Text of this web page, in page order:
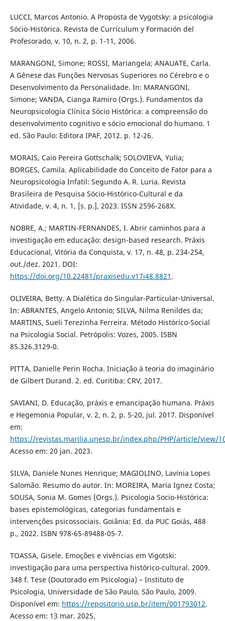
LUCCI, Marcos Antonio. A Proposta de Vygotsky: a psicologia
Sócio-Histórica. Revista de Currículum y Formación del
Profesorado, v. 10, n. 2, p. 1-11, 2006.
MARANGONI, Simone; ROSSI, Mariangela; ANAUATE, Carla.
A Gênese das Funções Nervosas Superiores no Cérebro e o
Desenvolvimento da Personalidade. In: MARANGONI,
Simone; VANDA, Cianga Ramiro (Orgs.). Fundamentos da
Neuropsicologia Clínica Sócio Histórica: a compreensão do
desenvolvimento cognitivo e sócio emocional do humano. 1
ed. São Paulo: Editora IPAF, 2012. p. 12-26.
MORAIS, Caio Pereira Gottschalk; SOLOVIEVA, Yulia;
BORGES, Camila. Aplicabilidade do Conceito de Fator para a
Neuropsicologia Infatil: Segundo A. R. Luria. Revista
Brasileira de Pesquisa Sócio-Histórico-Cultural e da
Atividade, v. 4, n. 1, [s. p.], 2023. ISSN 2596-268X.
NOBRE, A.; MARTIN-FERNANDES, I. Abrir caminhos para a
investigação em educação: design-based research. Práxis
Educacional, Vitória da Conquista, v. 17, n. 48, p. 234-254,
out./dez. 2021. DOI:
https://doi.org/10.22481/praxisedu.v17i48.8821 .
OLIVEIRA, Betty. A Dialética do Singular-Particular-Universal.
In: ABRANTES, Angelo Antonio; SILVA, Nilma Renildes da;
MARTINS, Sueli Terezinha Ferreira. Método Histórico-Social
na Psicologia Social. Petrópolis: Vozes, 2005. ISBN
85.326.3129-0.
PITTA, Danielle Perin Rocha. Iniciação à teoria do imaginário
de Gilbert Durand. 2. ed. Curitiba: CRV, 2017.
SAVIANI, D. Educação, práxis e emancipação humana. Práxis
e Hegemonia Popular, v. 2, n. 2, p. 5-20, jul. 2017. Disponível
em:
https://revistas.marilia.unesp.br/index.php/PHP/article/view/
Acesso em: 20 jan. 2023.
SILVA, Daniele Nunes Henrique; MAGIOLINO, Lavínia Lopes
Salomão. Resumo do autor. In: MOREIRA, Maria Ignez Costa;
SOUSA, Sonia M. Gomes (Orgs.). Psicologia Socio-Histórica:
bases epistemológicas, categorias fundamentais e
intervenções psicossociais. Goiânia: Ed. da PUC Goiás, 488
p., 2022. ISBN 978-65-89488-05-7.
TOASSA, Gisele. Emoções e vivências em Vigotski:
investigação para uma perspectiva histórico-cultural. 2009.
348 f. Tese (Doutorado em Psicologia) – Instituto de
Psicologia, Universidade de São Paulo, São Paulo, 2009.
Disponível em: https://repositorio.usp.br/item/001793012.
Acesso em: 13 mar. 2025.